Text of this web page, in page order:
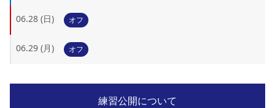
06.28 (日) オフ
06.29 (月) オフ
練習公開について